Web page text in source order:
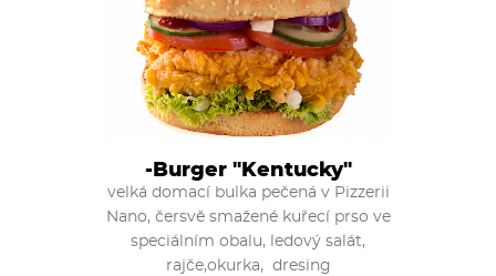
-Burger "Kentucky"
velká domací bulka pečená v Pizzerii
Nano, čersvě smažené kuřecí prso ve
speciálním obalu, ledový salát,
rajče,okurka, dresing